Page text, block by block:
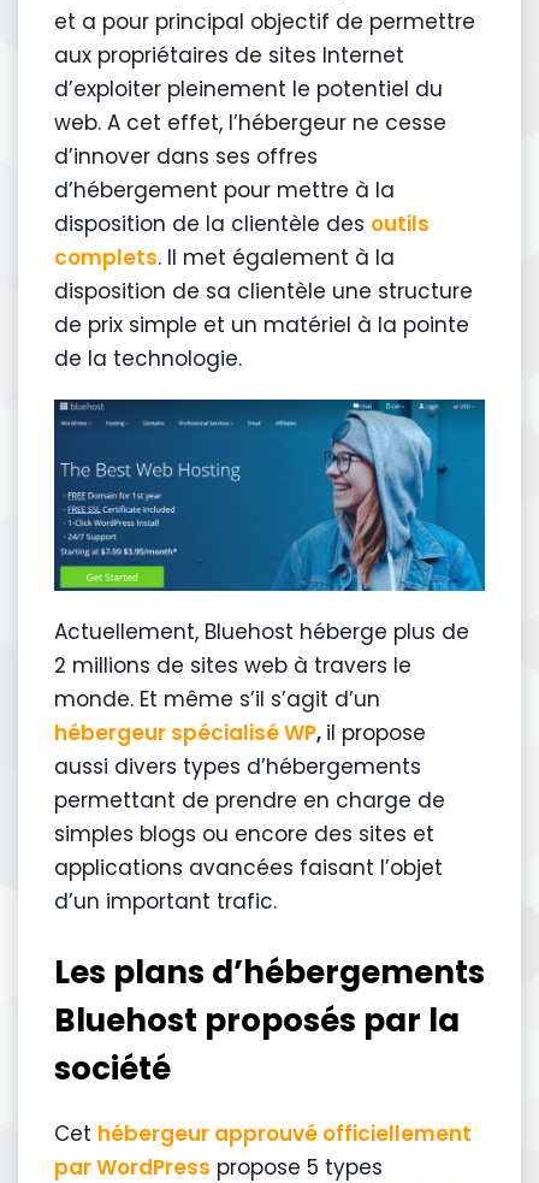
et a pour principal objectif de permettre
aux propriétaires de sites Internet
d’exploiter pleinement le potentiel du
web. A cet effet, l’hébergeur ne cesse
d’innover dans ses offres
d’hébergement pour mettre à la
disposition de la clientèle des outils
complets. Il met également à la
disposition de sa clientèle une structure
de prix simple et un matériel à la pointe
de la technologie.
Actuellement, Bluehost héberge plus de
2 millions de sites web à travers le
monde. Et même s’il s’agit d’un
hébergeur spécialisé WP, il propose
aussi divers types d’hébergements
permettant de prendre en charge de
simples blogs ou encore des sites et
applications avancées faisant l’objet
d’un important trafic.
Les plans d’hébergements
Bluehost proposés par la
société
Cet hébergeur approuvé officiellement
par WordPress propose 5 types